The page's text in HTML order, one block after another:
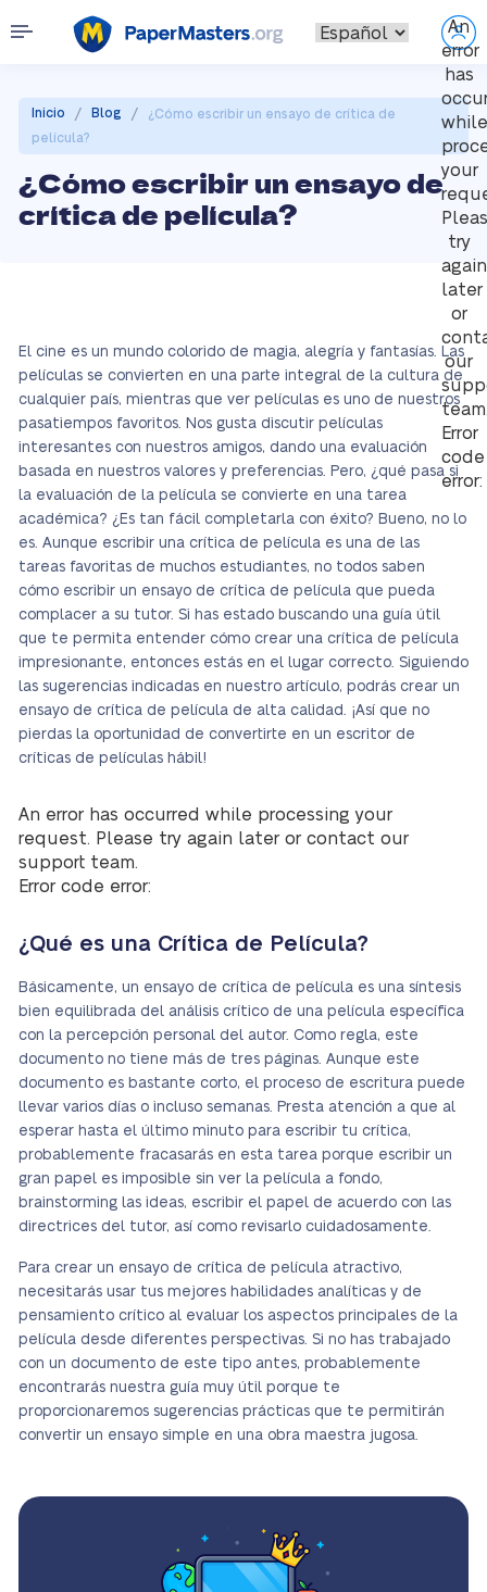
An
error
has
while
your
try
again
later
or
our
Error
code
error:
Inicio / Blog /
¿Cómo escribir un ensayo de crítica de
película?
¿Cómo escribir un ensayo de
crítica de película?
El cine es un mundo colorido de magia, alegría y fantasías. Las
películas se convierten en una parte integral de la cultura de
cualquier país, mientras que ver películas es uno de nuestros
pasatiempos favoritos. Nos gusta discutir películas
interesantes con nuestros amigos, dando una evaluación
basada en nuestros valores y preferencias. Pero, ¿qué pasa si
la evaluación de la película se convierte en una tarea
académica? ¿Es tan fácil completarla con éxito? Bueno, no lo
es. Aunque escribir una crítica de película es una de las
tareas favoritas de muchos estudiantes, no todos saben
cómo escribir un ensayo de crítica de película que pueda
complacer a su tutor. Si has estado buscando una guía útil
que te permita entender cómo crear una crítica de película
impresionante, entonces estás en el lugar correcto. Siguiendo
las sugerencias indicadas en nuestro artículo, podrás crear un
ensayo de crítica de película de alta calidad. ¡Así que no
pierdas la oportunidad de convertirte en un escritor de
críticas de películas hábil!
An error has occurred while processing your
request. Please try again later or contact our
support team.
Error code error:
¿Qué es una Crítica de Película?
Básicamente, un ensayo de crítica de película es una síntesis
bien equilibrada del análisis crítico de una película específica
con la percepción personal del autor. Como regla, este
documento no tiene más de tres páginas. Aunque este
documento es bastante corto, el proceso de escritura puede
llevar varios días o incluso semanas. Presta atención a que al
esperar hasta el último minuto para escribir tu crítica,
probablemente fracasarás en esta tarea porque escribir un
gran papel es imposible sin ver la película a fondo,
brainstorming las ideas, escribir el papel de acuerdo con las
directrices del tutor, así como revisarlo cuidadosamente.
Para crear un ensayo de crítica de película atractivo,
necesitarás usar tus mejores habilidades analíticas y de
pensamiento crítico al evaluar los aspectos principales de la
película desde diferentes perspectivas. Si no has trabajado
con un documento de este tipo antes, probablemente
encontrarás nuestra guía muy útil porque te
proporcionaremos sugerencias prácticas que te permitirán
convertir un ensayo simple en una obra maestra jugosa.